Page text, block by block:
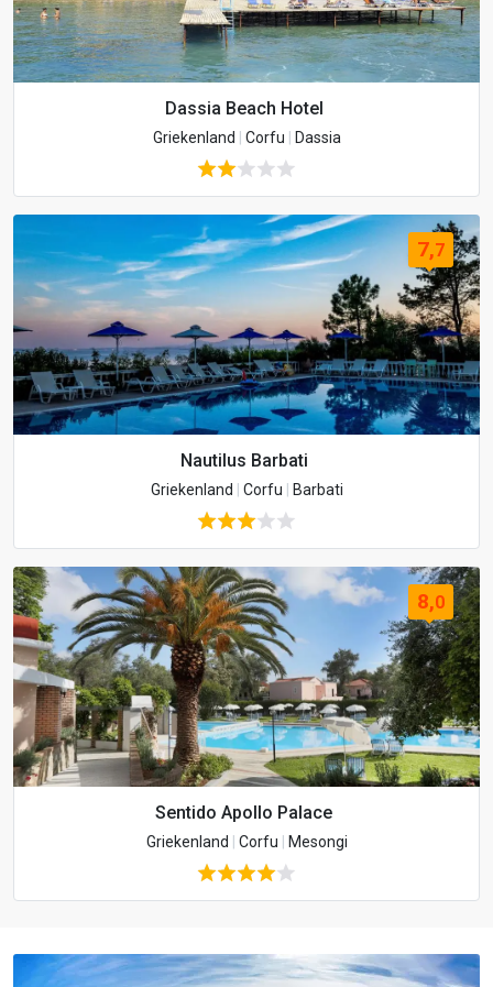
Dassia Beach Hotel
Griekenland Corfu Dassia
7,7
Nautilus Barbati
Griekenland Corfu Barbati
8,0
Sentido Apollo Palace
Griekenland Corfu Mesongi